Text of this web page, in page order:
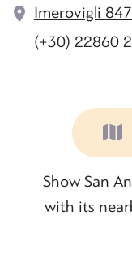
Imerovigli
(+30) 22860
Show San
with its